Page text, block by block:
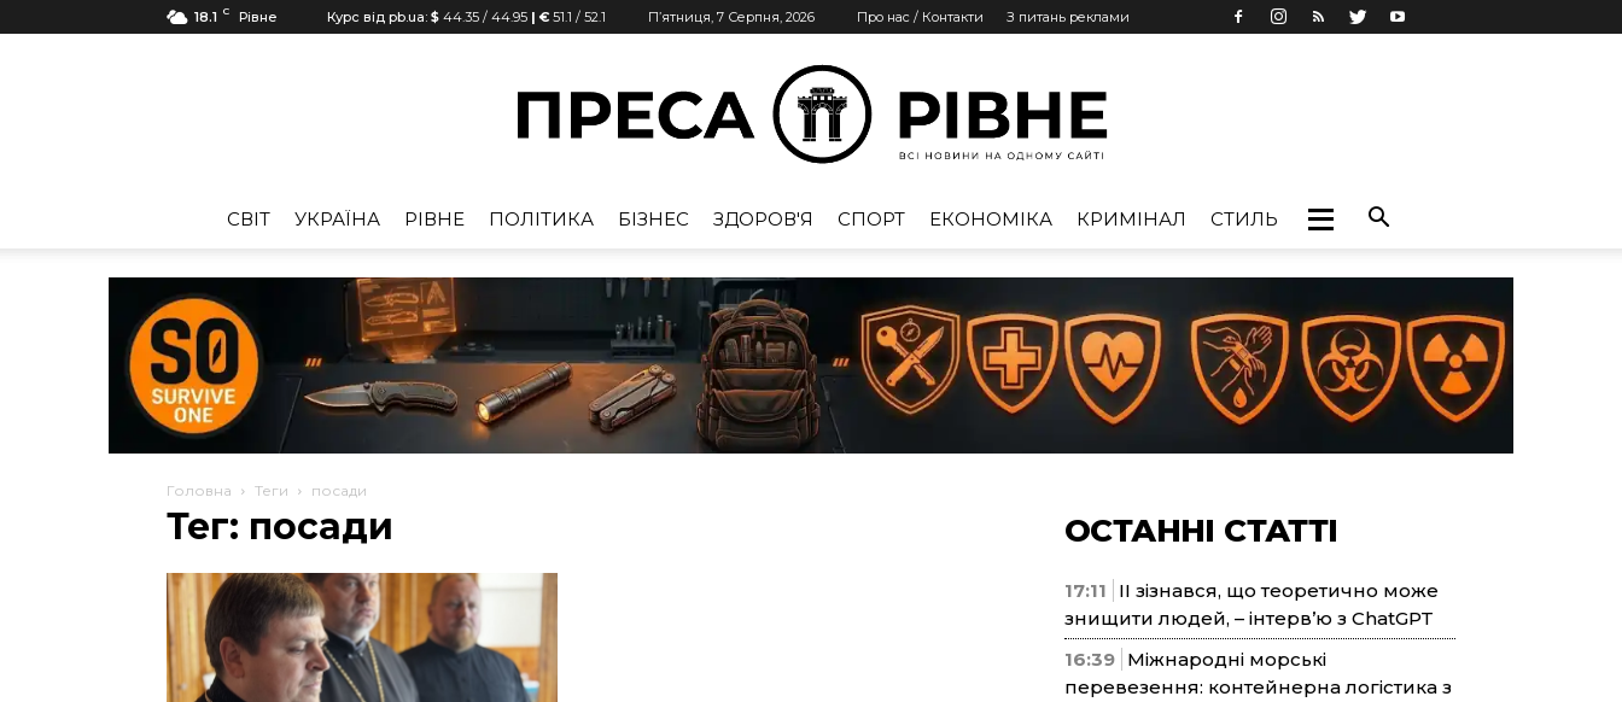
18.1 C Рівне Курс від pb.ua: $ 44.35 / 44.95 | € 51.1 / 52.1 П’ятниця, 7 Серпня, 2026 Про нас / Контакти З питань реклами
Рівне
CВІТ УКРАЇНА РІВНЕ ПОЛІТИКА БІЗНЕС ЗДОРОВ'Я СПОРТ ЕКОНОМІКА КРИМІНАЛ СТИЛЬ
Головна Теги посади
Тег: посади ОСТАННІ СТАТТІ
17:11
ІІ зізнався, що теоретично може
знищити людей, – інтерв’ю з ChatGPT
16:39 Міжнародні морські
перевезення: контейнерна логістика з